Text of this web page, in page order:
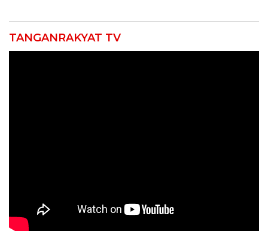
TANGANRAKYAT TV